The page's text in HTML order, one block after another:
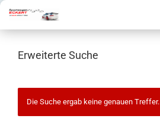
Erweiterte Suche
Die Suche ergab keine genauen Treffer.